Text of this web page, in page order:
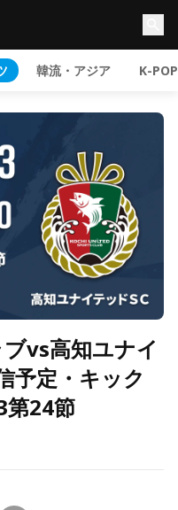
韓流・アジア K-POP
ブvs高知ユナイ
予定・キック
第24節